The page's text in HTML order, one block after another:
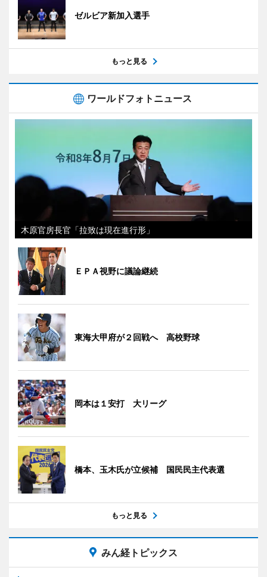
ゼルビア新加入選手
もっと見る
ワールドフォトニュース
木原官房長官「拉致は現在進行形」
ＥＰＡ視野に議論継続
東海大甲府が２回戦へ 高校野球
岡本は１安打 大リーグ
橋本、玉木氏が立候補 国民民主代表選
もっと見る
みん経トピックス